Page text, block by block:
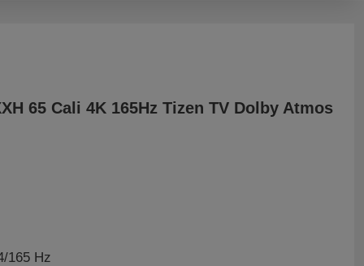
65 Cali 4K 165Hz Tizen TV Dolby Atmos
165 Hz